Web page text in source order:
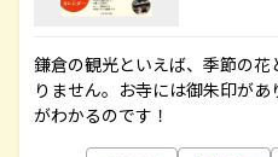
鎌倉の観光といえば、季節の
りません。お寺には御朱印が
がわかるのです！